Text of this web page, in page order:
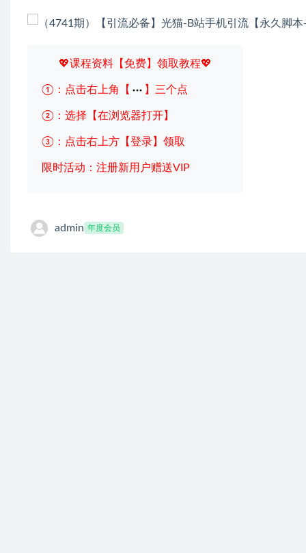
💖课程资料【免费】领取教程💖
①：点击右上角【 】三个点
②：选择【在浏览器打开】
③：点击右上方【登录】领取
限时活动：注册新用户赠送VIP
admin 年度会员